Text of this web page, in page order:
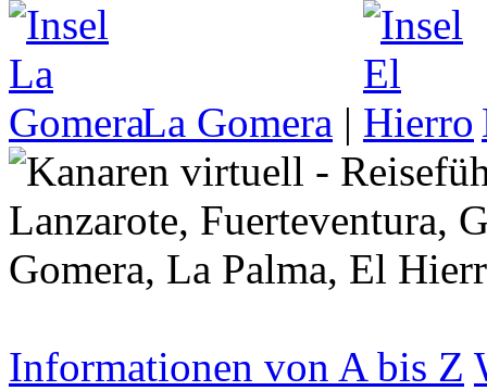
La Gomera |
Informationen von A bis Z